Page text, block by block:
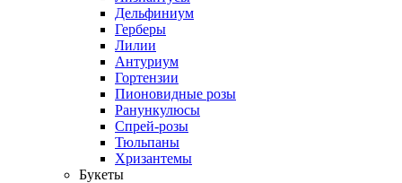
Дельфиниум
Герберы
Лилии
Антуриум
Гортензии
Пионовидные розы
Ранункулюсы
Спрей-розы
Тюльпаны
Хризантемы
Букеты